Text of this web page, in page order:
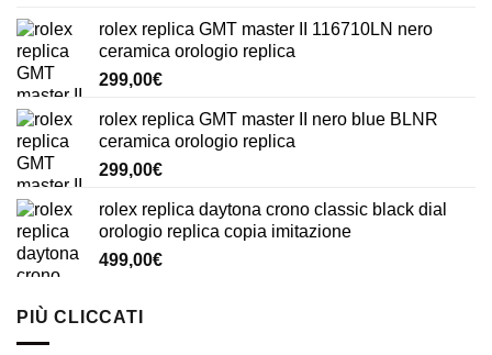
rolex replica GMT master II 116710LN nero
ceramica orologio replica
299,00€
rolex replica GMT master II nero blue BLNR
ceramica orologio replica
299,00€
rolex replica daytona crono classic black dial
orologio replica copia imitazione
499,00€
PIÙ CLICCATI